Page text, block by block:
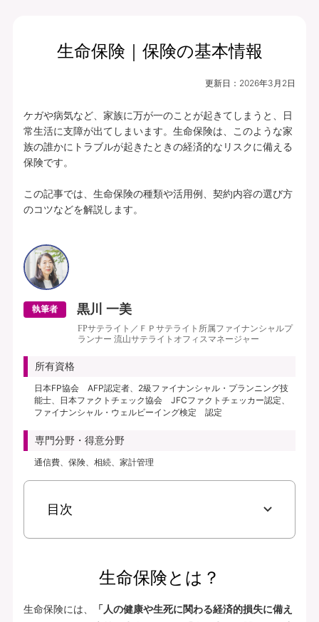
生命保険｜保険の基本情報
更新日： 2026年3月2日
ケガや病気など、家族に万が一のことが起きてしまうと、日
常生活に支障が出てしまいます。生命保険は、このような家
族の誰かにトラブルが起きたときの経済的なリスクに備える
保険です。
この記事では、生命保険の種類や活用例、契約内容の選び方
のコツなどを解説します。
執筆者 黒川 一美
FPサテライト／ＦＰサテライト所属ファイナンシャルプ
ランナー 流山サテライトオフィスマネージャー
所有資格
日本FP協会 AFP認定者、2級ファイナンシャル・プランニング技
能士、日本ファクトチェック協会 JFCファクトチェッカー認定、
ファイナンシャル・ウェルビーイング検定 認定
専門分野・得意分野
通信費、保険、相続、家計管理
目次
生命保険とは？
生命保険には、
「人の健康や生死に関わる経済的損失に備え